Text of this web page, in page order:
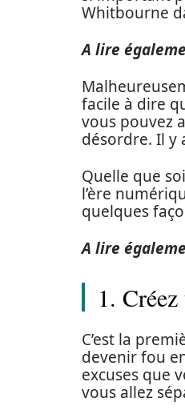
Whitbourne
A lire
facile à dire
vous pouvez
désordre. Il y
Quelle que
l’ère
quelques
A lire
1.
C’est la
devenir fou
excuses que
vous allez